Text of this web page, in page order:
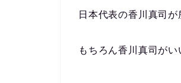
日本代表の香川真司が
もちろん香川真司が